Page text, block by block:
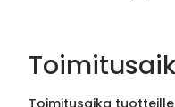
Toimitusaika